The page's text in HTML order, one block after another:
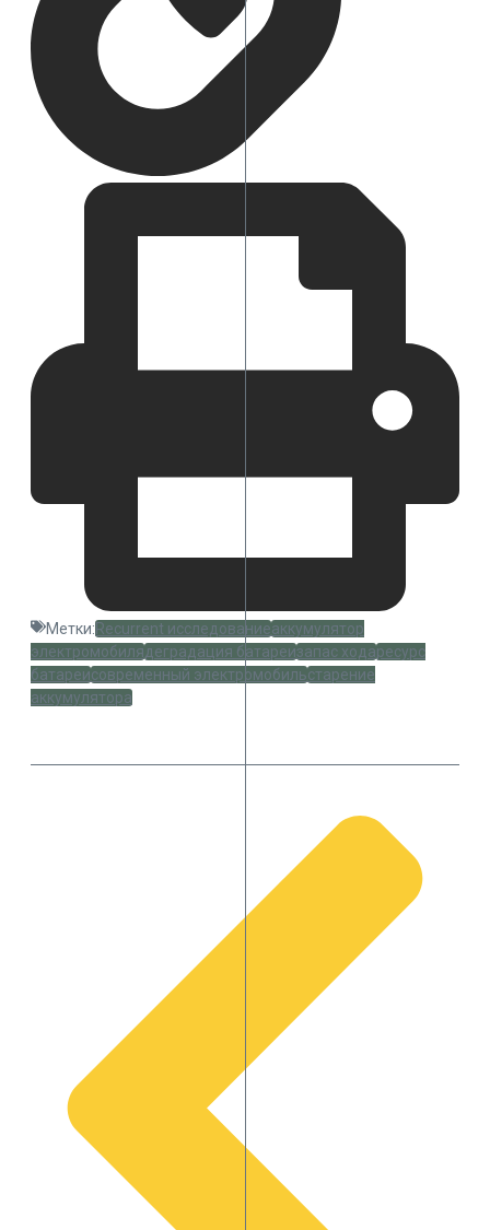
Метки:Recurrent исследованиеаккумулятор
электромобилядеградация батареизапас ходаресурс
батареисовременный электромобильстарение
аккумулятора